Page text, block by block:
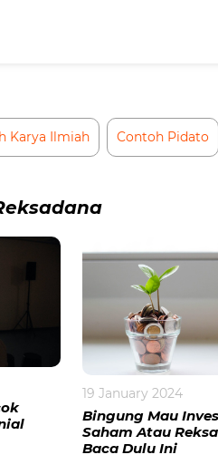
Karya Ilmiah Contoh Pidato
19 January 2024
Bingung Mau
Saham Atau
Baca Dulu Ini